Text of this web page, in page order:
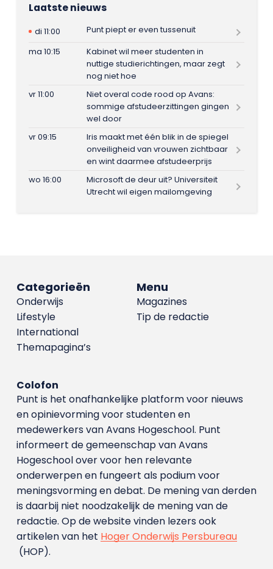
Laatste nieuws
di 11:00
Punt piept er even tussenuit
ma 10:15
Kabinet wil meer studenten in
nuttige studierichtingen, maar zegt
nog niet hoe
vr 11:00
Niet overal code rood op Avans:
sommige afstudeerzittingen gingen
wel door
vr 09:15
Iris maakt met één blik in de spiegel
onveiligheid van vrouwen zichtbaar
en wint daarmee afstudeerprijs
wo 16:00
Microsoft de deur uit? Universiteit
Utrecht wil eigen mailomgeving
Menu
Magazines
Tip de redactie
Categorieën
Onderwijs
Lifestyle
International
Themapagina’s
Colofon
Punt is het onafhankelijke platform voor nieuws
en opinievorming voor studenten en
medewerkers van Avans Hoge­school. Punt
informeert de gemeenschap van Avans
Hogeschool over voor hen relevante
onderwerpen en fungeert als podium voor
meningsvorming en debat. De mening van derden
is daarbij niet noodzakelijk de mening van de
redactie. Op de website vinden lezers ook
artikelen van het Hoger Onderwijs Persbureau
(HOP).